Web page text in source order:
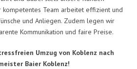
Team arbeitet effizient und
und Anliegen. Zudem legen wir
Kommunikation und faire Preise.
Umzug von Koblenz nach
Baier Koblenz!